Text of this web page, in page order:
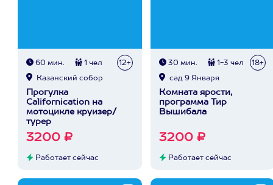
60 мин. 1 чел 12+
Казанский собор
Прогулка
Сalifornication на
мотоцикле круизер/
турер
3200 ₽
Работает сейчас
30 мин. 1-3 чел 18+
сад 9 Января
Комната ярости,
программа Тир
Вышибала
3200 ₽
Работает сейчас